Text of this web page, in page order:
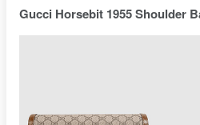
Gucci Horsebit 1955 Shoulder